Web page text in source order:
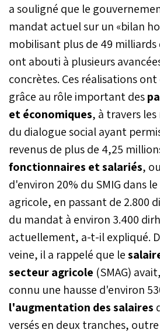
a souligné que le
mandat actuel sur un «bilan
mobilisant plus de 49
ont abouti à plusieurs
concrètes. Ces réalisations
grâce au rôle important des
et économiques, à travers
du dialogue social ayant
revenus de plus de 4,25
fonctionnaires et salariés,
d'environ 20% du SMIG dans
agricole, en passant de 2.800
du mandat à environ 3.400
actuellement, a-t-il expliqué.
veine, il a rappelé que le
secteur agricole (SMAG)
connu une hausse d'environ
l'augmentation des salaires
versés en deux tranches,